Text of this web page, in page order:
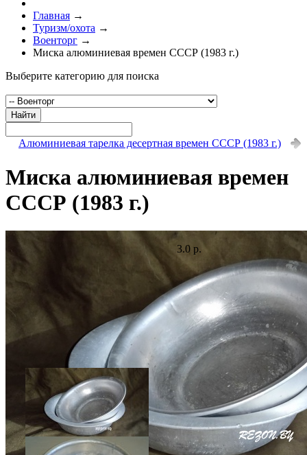
Главная →
Туризм/охота →
Военторг →
Миска алюминиевая времен СССР (1983 г.)
Выберите категорию для поиска
Найти
Алюминиевая тарелка десертная времен СССР (1983 г.)
Миска алюминиевая времен
СССР (1983 г.)
3.0 р.